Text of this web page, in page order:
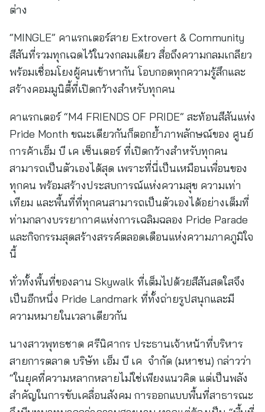
ต่าง
“MINGLE” คาแรกเตอร์สาย Extrovert & Community
สีสันที่รวมทุกเฉดไว้ในวงกลมเดียว สื่อถึงความกลมเกลียว
พร้อมเชื่อมโยงผู้คนเข้าหากัน โอบกอดทุกความรู้สึกและ
สร้างคอมมูนิตี้ที่เปิดกว้างสำหรับทุกคน
คาแรกเตอร์ “M4 FRIENDS OF PRIDE” สะท้อนสีสันแห่ง
Pride Month ขณะเดียวกันก็ตอกย้ำภาพลักษณ์ของ ศูนย์
การค้าเอ็ม บี เค เซ็นเตอร์ ที่เปิดกว้างสำหรับทุกคน
สามารถเป็นตัวเองได้สุด เพราะที่นี่เป็นเหมือนเพื่อนของ
ทุกคน พร้อมสร้างประสบการณ์แห่งความสุข ความเท่า
เทียม และพื้นที่ที่ทุกคนสามารถเป็นตัวเองได้อย่างเต็มที่
ท่ามกลางบรรยากาศแห่งการเฉลิมฉลอง Pride Parade
และกิจกรรมสุดสร้างสรรค์ตลอดเดือนแห่งความภาคภูมิใจ
นี้
ทั่วทั้งพื้นที่ของลาน Skywalk ที่เต็มไปด้วยสีสันสดใสจึง
เป็นอีกหนึ่ง Pride Landmark ที่ทั้งถ่ายรูปสนุกและมี
ความหมายในเวลาเดียวกัน
นางสาวพุทธชาด ศรีนิศากร ประธานเจ้าหน้าที่บริหาร
สายการตลาด บริษัท เอ็ม บี เค จำกัด (มหาชน) กล่าวว่า
“ในยุคที่ความหลากหลายไม่ใช่เพียงแนวคิด แต่เป็นพลัง
สำคัญในการขับเคลื่อนสังคม การออกแบบพื้นที่สาธารณะ